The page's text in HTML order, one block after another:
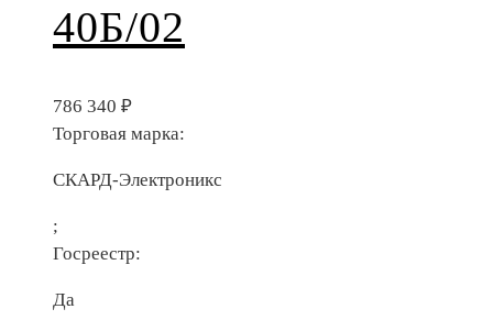
40Б/02
786 340 ₽
Торговая марка:
СКАРД-Электроникс
;
Госреестр:
Да